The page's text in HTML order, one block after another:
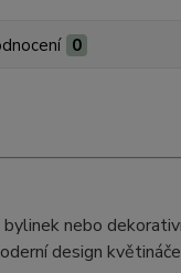
0
nebo
design